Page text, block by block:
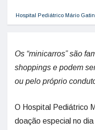
Hospital Pediátrico Mário
Os “minicarros” são
shoppings e podem
ou pelo próprio
O Hospital Pediátrico
doação especial no